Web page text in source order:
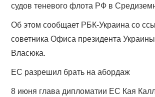
судов теневого флота РФ в
Об этом сообщает РБК-Украина со
советника Офиса президента
Власюка.
ЕС разрешил брать на абордаж
8 июня глава дипломатии ЕС Кая